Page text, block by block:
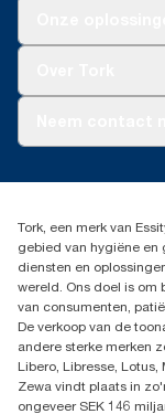
Dispenserklacht
02 766 05 30
Essity
Berkenlaan 8B
1831
Tork, een merk van
gebied van hygiëne en
diensten en
wereld. Ons doel is om
van consumenten,
De verkoop van de
andere sterke merken
Libero, Libresse, Lotus,
Zewa vindt plaats in
ongeveer SEK 146